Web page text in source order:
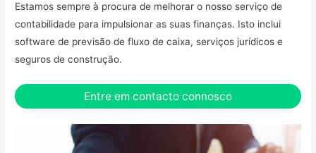
Estamos sempre à procura de melhorar o nosso serviço de
contabilidade para impulsionar as suas finanças. Isto inclui
software de previsão de fluxo de caixa, serviços jurídicos e
seguros de construção.
Entre em contacto connosco